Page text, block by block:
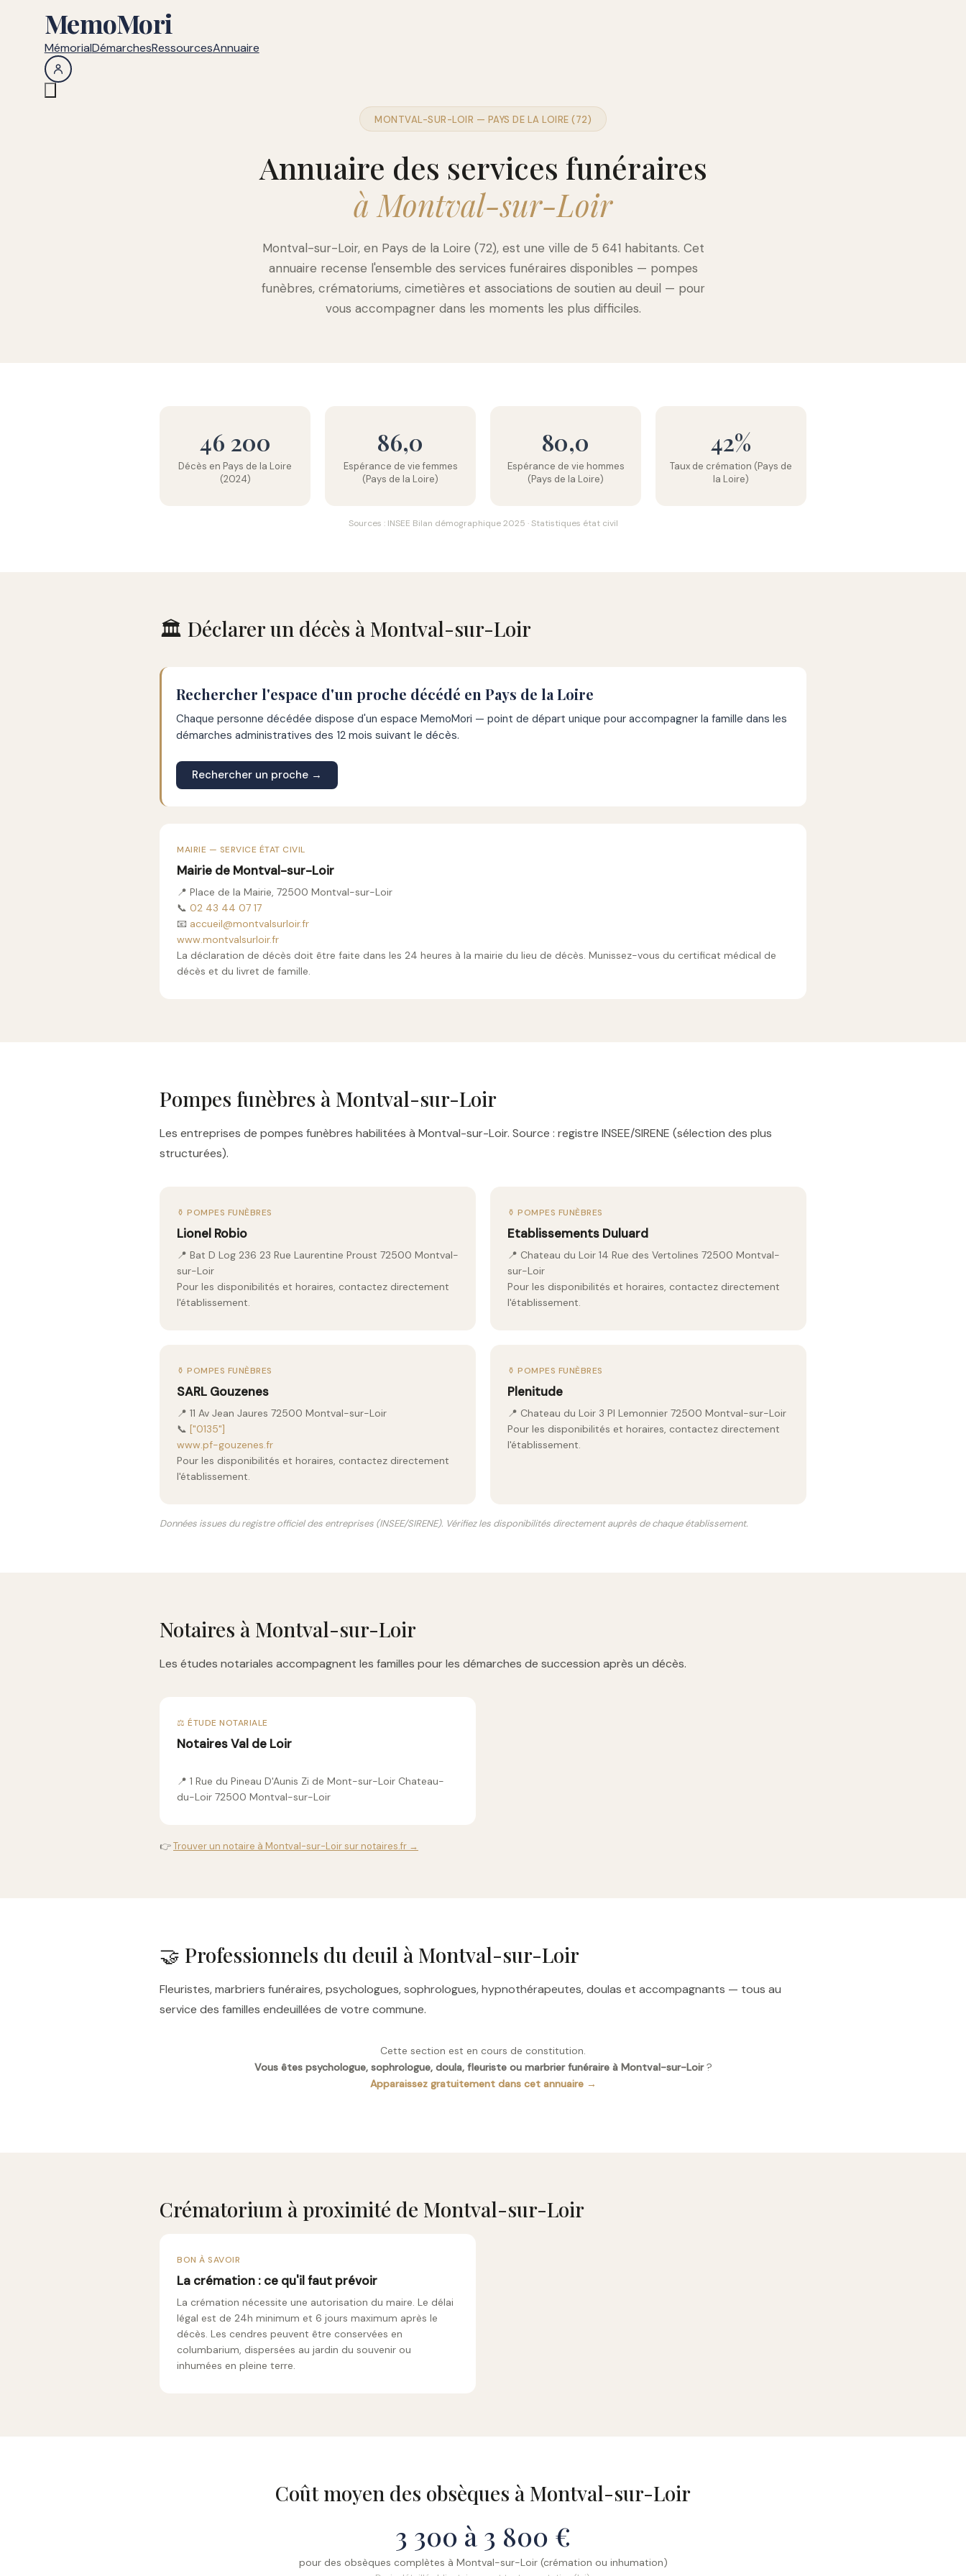
MemoMori
MémorialDémarchesRessourcesAnnuaire
MONTVAL-SUR-LOIR — PAYS DE LA LOIRE (72)
Annuaire des services funéraires
à Montval-sur-Loir
Montval-sur-Loir, en Pays de la Loire (72), est une ville de 5 641 habitants. Cet
annuaire recense l'ensemble des services funéraires disponibles — pompes
funèbres, crématoriums, cimetières et associations de soutien au deuil — pour
vous accompagner dans les moments les plus difficiles.
46 200
Décès en Pays de la Loire
(2024)
86,0
Espérance de vie femmes
(Pays de la Loire)
80,0
Espérance de vie hommes
(Pays de la Loire)
42%
Taux de crémation (Pays de
la Loire)
Sources : INSEE Bilan démographique 2025 · Statistiques état civil
🏛️ Déclarer un décès à Montval-sur-Loir
Rechercher l'espace d'un proche décédé en Pays de la Loire
Chaque personne décédée dispose d'un espace MemoMori — point de départ unique pour accompagner la famille dans les
démarches administratives des 12 mois suivant le décès.
Rechercher un proche →
MAIRIE — SERVICE ÉTAT CIVIL
Mairie de Montval-sur-Loir
📍 Place de la Mairie, 72500 Montval-sur-Loir
📞 02 43 44 07 17
📧 accueil@montvalsurloir.fr
www.montvalsurloir.fr
La déclaration de décès doit être faite dans les 24 heures à la mairie du lieu de décès. Munissez-vous du certificat médical de
décès et du livret de famille.
Pompes funèbres à Montval-sur-Loir
Les entreprises de pompes funèbres habilitées à Montval-sur-Loir. Source : registre INSEE/SIRENE (sélection des plus
structurées).
⚱️ POMPES FUNÈBRES
Lionel Robio
📍 Bat D Log 236 23 Rue Laurentine Proust 72500 Montval-
sur-Loir
Pour les disponibilités et horaires, contactez directement
l'établissement.
⚱️ POMPES FUNÈBRES
Etablissements Duluard
📍 Chateau du Loir 14 Rue des Vertolines 72500 Montval-
sur-Loir
Pour les disponibilités et horaires, contactez directement
l'établissement.
⚱️ POMPES FUNÈBRES
SARL Gouzenes
📍 11 Av Jean Jaures 72500 Montval-sur-Loir
📞 ["0135"]
www.pf-gouzenes.fr
Pour les disponibilités et horaires, contactez directement
l'établissement.
⚱️ POMPES FUNÈBRES
Plenitude
📍 Chateau du Loir 3 Pl Lemonnier 72500 Montval-sur-Loir
Pour les disponibilités et horaires, contactez directement
l'établissement.
Données issues du registre officiel des entreprises (INSEE/SIRENE). Vérifiez les disponibilités directement auprès de chaque établissement.
Notaires à Montval-sur-Loir
Les études notariales accompagnent les familles pour les démarches de succession après un décès.
⚖️ ÉTUDE NOTARIALE
Notaires Val de Loir
📍 1 Rue du Pineau D'Aunis Zi de Mont-sur-Loir Chateau-
du-Loir 72500 Montval-sur-Loir
👉Trouver un notaire à Montval-sur-Loir sur notaires.fr →
🤝 Professionnels du deuil à Montval-sur-Loir
Fleuristes, marbriers funéraires, psychologues, sophrologues, hypnothérapeutes, doulas et accompagnants — tous au
service des familles endeuillées de votre commune.
Cette section est en cours de constitution.
Vous êtes psychologue, sophrologue, doula, fleuriste ou marbrier funéraire à Montval-sur-Loir?
Apparaissez gratuitement dans cet annuaire →
Crématorium à proximité de Montval-sur-Loir
BON À SAVOIR
La crémation : ce qu'il faut prévoir
La crémation nécessite une autorisation du maire. Le délai
légal est de 24h minimum et 6 jours maximum après le
décès. Les cendres peuvent être conservées en
columbarium, dispersées au jardin du souvenir ou
inhumées en pleine terre.
Coût moyen des obsèques à Montval-sur-Loir
3 300 à 3 800 €
pour des obsèques complètes à Montval-sur-Loir (crémation ou inhumation)